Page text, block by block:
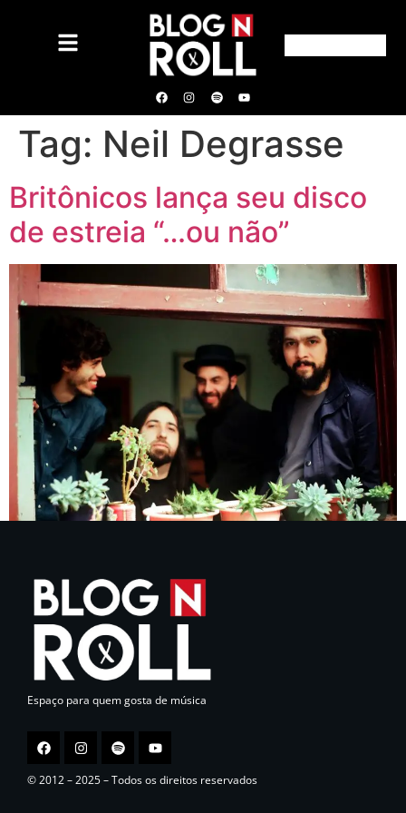
Tag: Neil Degrasse
Britônicos lança seu disco
de estreia “…ou não”
Espaço para quem gosta de música
© 2012 – 2025 – Todos os direitos reservados